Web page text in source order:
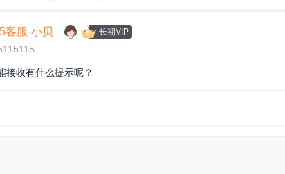
客服-小贝 长期VIP
接收有什么提示呢？